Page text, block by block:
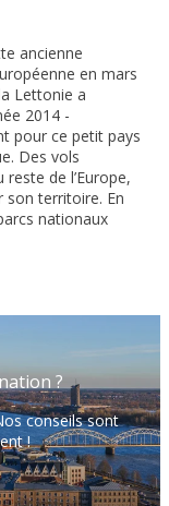
ancienne
en mars
Lettonie a
2014 -
pour ce petit pays
Des vols
de l’Europe,
son territoire. En
nationaux
?
conseils sont
!